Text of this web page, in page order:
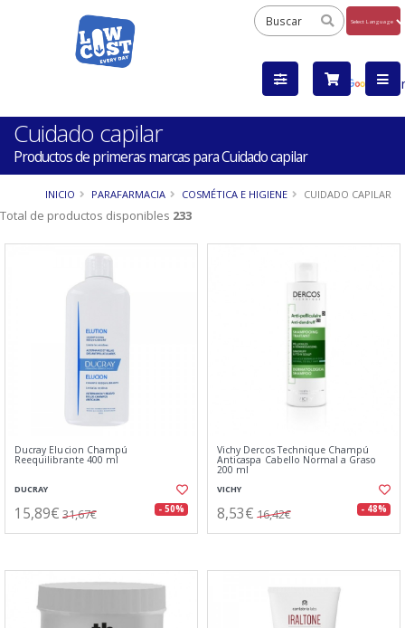
by
Cuidado capilar
Productos de primeras marcas para Cuidado capilar
INICIO PARAFARMACIA COSMÉTICA E HIGIENE CUIDADO CAPILAR
Total de productos disponibles 233
Ducray Elucion Champú
Reequilibrante 400 ml
DUCRAY
15,89€ 31,67€ - 50%
Vichy Dercos Technique Champú
Anticaspa Cabello Normal a Graso
200 ml
VICHY
8,53€ 16,42€ - 48%